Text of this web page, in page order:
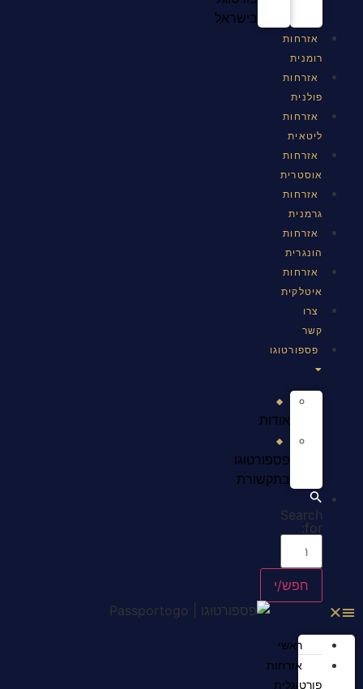
בישראל
אזרחות
רומנית
אזרחות
פולנית
אזרחות
ליטאית
אזרחות
אוסטרית
אזרחות
גרמנית
אזרחות
הונגרית
אזרחות
איטלקית
צרו
קשר
פספורטוגו
אודות
פספורטוגו
בתקשורת
Search
for:
ראשי
אזרחות
פורטוגלית